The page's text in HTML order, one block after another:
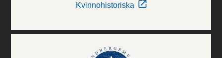
Kvinnohistoriska